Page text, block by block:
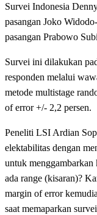
Survei Indonesia
pasangan Joko
pasangan Prabowo
Survei ini dilakukan
responden melalui
metode multistage
of error +/- 2,2 persen.
Peneliti LSI Ardian
elektabilitas dengan
untuk
ada range (kisaran)?
margin of error
saat memaparkan